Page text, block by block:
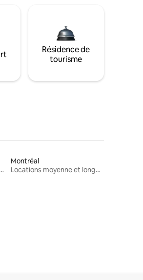
Résidence de
tourisme
Locations moyenne et longue durée
Montréal
Locations moyenne et longue durée